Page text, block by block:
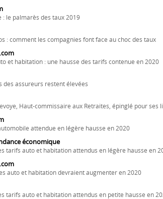
: le palmarès des taux 2019
: comment les compagnies font face au choc des taux
et habitation : une hausse des tarifs contenue en 2020
des assureurs restent élevées
Haut-commissaire aux Retraites, épinglé pour ses
attendue en légère hausse en 2020
économique
tarifs auto et habitation attendus en légère hausse en
auto et habitation devraient augmenter en 2020
tarifs auto et habitation attendus en petite hausse en